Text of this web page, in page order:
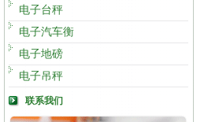
电子台秤
电子汽车衡
电子地磅
电子吊秤
联系我们